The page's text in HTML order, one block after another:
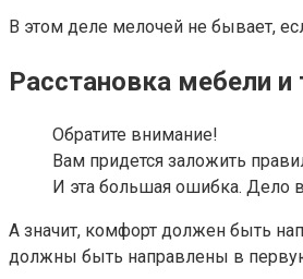
В этом деле мелочей не бывает,
Расстановка мебели и
Обратите внимание!
Вам придется заложить
И эта большая ошибка. Дело
А значит, комфорт должен быть
должны быть направлены в